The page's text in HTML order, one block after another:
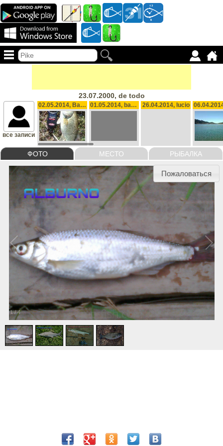
23.07.2000, de todo
ФОТО МЕСТО РЫБАЛКА
все записи
02.05.2014, Bass, 0.970 kg 01.05.2014, bass, 1.750 kg 26.04.2014, lucio
1/4
Пожаловаться